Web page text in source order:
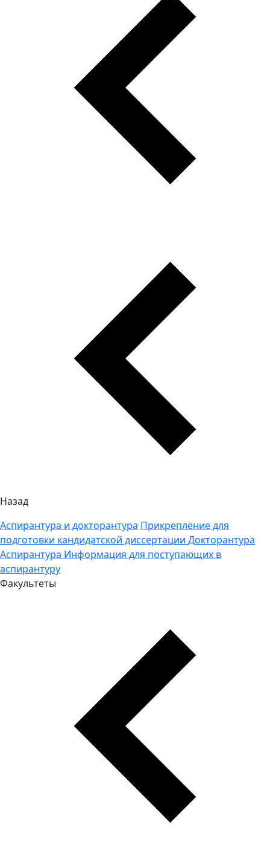
Назад
Аспирантура и докторантура Прикрепление для
подготовки кандидатской диссертации Докторантура
Аспирантура Информация для поступающих в
аспирантуру
Факультеты